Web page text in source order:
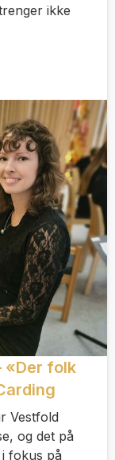
ikke
«Der folk
Vestfold
og det på
fokus på